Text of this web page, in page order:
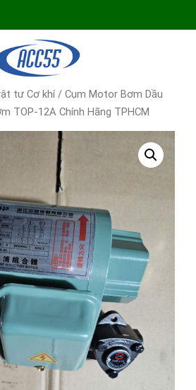
tư Cơ khí/ Cụm Motor Bơm Dầu
TOP-12A Chính Hãng TPHCM